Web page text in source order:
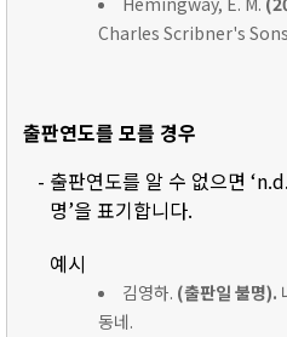
Charles Scribner's
출판연도를 모를 경우
- 출판연도를 알 수 없으면
명’을 표기합니다.
예시
김영하. (출판일 불명).
동네.